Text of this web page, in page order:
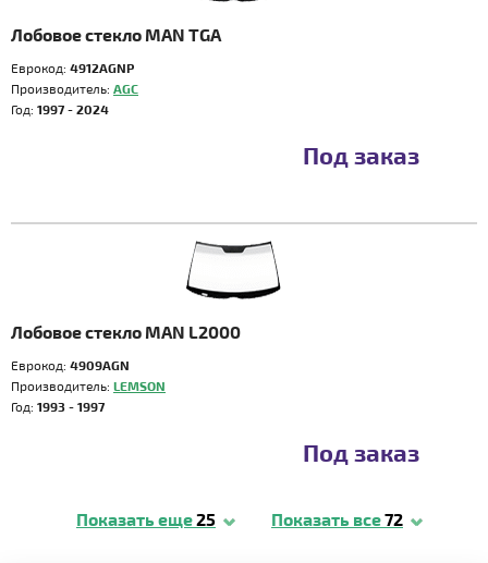
Лобовое стекло MAN TGA
Еврокод: 4912AGNP
Производитель: AGC
Год: 1997 - 2024
Под заказ
Лобовое стекло MAN L2000
Еврокод: 4909AGN
Производитель: LEMSON
Год: 1993 - 1997
Под заказ
Показать еще25 Показать все72